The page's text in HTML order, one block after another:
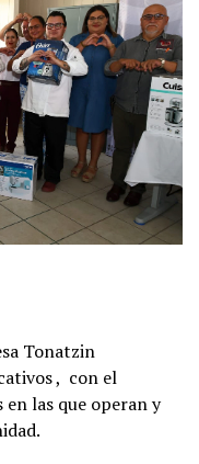
Tonatzin
, con el
las que operan y